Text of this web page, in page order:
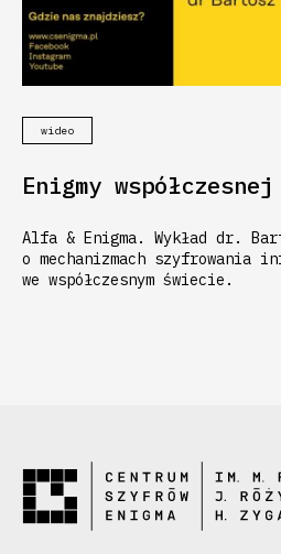
wideo
Enigmy
Alfa & Enigma. Wykład dr.
o mechanizmach szyfrowania
we współczesnym świecie.